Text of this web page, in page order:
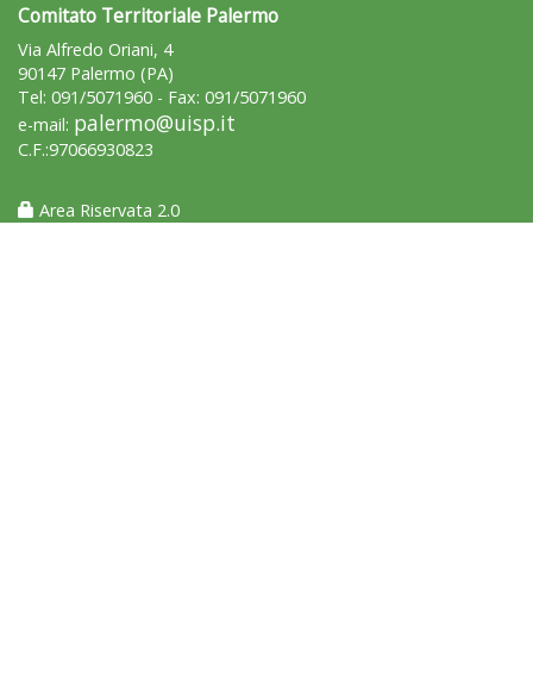
Tiziano Pesce a Radio InBlu2000 traccia il bilancio della stagione
Comitato Territoriale Palermo
Via Alfredo Oriani, 4
90147 Palermo (PA)
Tel: 091/5071960 - Fax: 091/5071960
e-mail: palermo@uisp.it
C.F.:97066930823
Area Riservata 2.0